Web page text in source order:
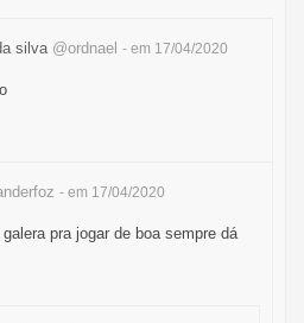
silva @ordnael - em 17/04/2020
- em 17/04/2020
pra jogar de boa sempre dá